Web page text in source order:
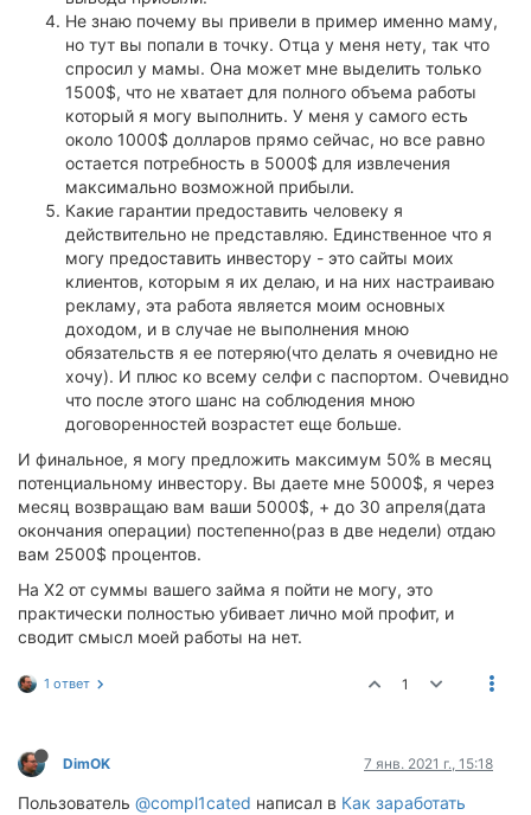
Не знаю почему вы привели в пример именно маму,
но тут вы попали в точку. Отца у меня нету, так что
спросил у мамы. Она может мне выделить только
1500$, что не хватает для полного объема работы
который я могу выполнить. У меня у самого есть
около 1000$ долларов прямо сейчас, но все равно
остается потребность в 5000$ для извлечения
максимально возможной прибыли.
Какие гарантии предоставить человеку я
действительно не представляю. Единственное что я
могу предоставить инвестору - это сайты моих
клиентов, которым я их делаю, и на них настраиваю
рекламу, эта работа является моим основных
доходом, и в случае не выполнения мною
обязательств я ее потеряю(что делать я очевидно не
хочу). И плюс ко всему селфи с паспортом. Очевидно
что после этого шанс на соблюдения мною
договоренностей возрастет еще больше.
И финальное, я могу предложить максимум 50% в месяц
потенциальному инвестору. Вы даете мне 5000$, я через
месяц возвращаю вам ваши 5000$, + до 30 апреля(дата
окончания операции) постепенно(раз в две недели) отдаю
вам 2500$ процентов.
На Х2 от суммы вашего займа я пойти не могу, это
практически полностью убивает лично мой профит, и
сводит смысл моей работы на нет.
1 ответ 1
DimOK 7 янв. 2021 г., 15:18
Пользователь @compl1cated написал в Как заработать